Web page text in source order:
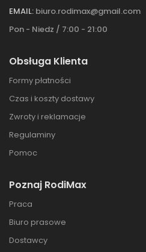
EMAIL: biuro.rodimax@gmail.com
Pon - Niedz / 7:00 - 21:00
Obsługa Klienta
Formy płatności
Czas i koszty dostawy
Zwroty i reklamacje
Regulaminy
Pomoc
Poznaj RodiMax
Praca
Biuro prasowe
Dostawcy